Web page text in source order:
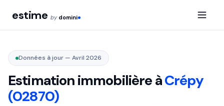
estime by domini
Données à jour — Avril 2026
Estimation immobilière àCrépy
(02870)